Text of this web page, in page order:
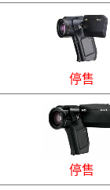
停售
停售